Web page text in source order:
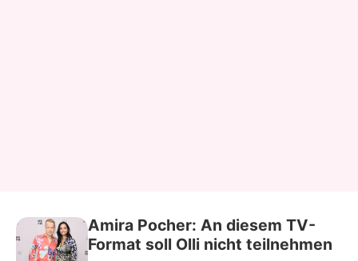
Amira Pocher: An diesem TV-
Format soll Olli nicht teilnehmen